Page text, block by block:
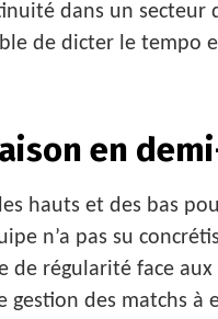
dans un secteur
de dicter le tempo
en
hauts et des bas
n’a pas su
de régularité face
gestion des matchs à